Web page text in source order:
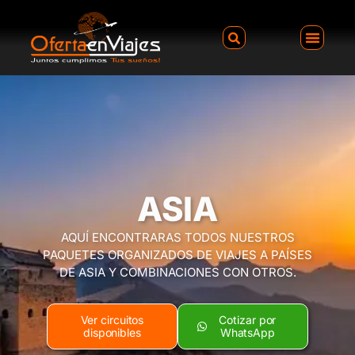
ASIA
AQUÍ ENCONTRARAS TODOS NUESTROS
PAQUETES ORGANIZADOS DE VIAJES A PAÍSES
DE ASIA Y COMBINACIONES CON OTROS.
Ver circuitos
disponibles
Cotizar por
WhatsApp